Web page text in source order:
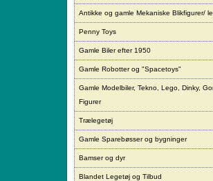
Antikke og gamle Mekaniske Blikfigurer/
Penny Toys
Gamle Biler efter 1950
Gamle Robotter og "Spacetoys"
Gamle Modelbiler, Tekno, Lego, Dinky,
Figurer
Trælegetøj
Gamle Sparebøsser og bygninger
Bamser og dyr
Blandet Legetøj og Tilbud